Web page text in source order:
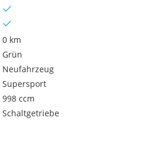
0 km
Grün
Neufahrzeug
Supersport
998 ccm
Schaltgetriebe